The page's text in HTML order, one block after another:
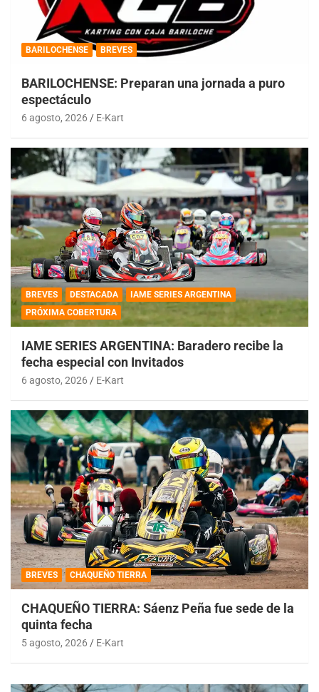
BARILOCHENSE BREVES
BARILOCHENSE: Preparan una jornada a puro
espectáculo
6 agosto, 2026 E-Kart
BREVES DESTACADA
IAME SERIES ARGENTINA
PRÓXIMA COBERTURA
IAME SERIES ARGENTINA: Baradero recibe la
fecha especial con Invitados
6 agosto, 2026 E-Kart
BREVES CHAQUEÑO TIERRA
CHAQUEÑO TIERRA: Sáenz Peña fue sede de la
quinta fecha
5 agosto, 2026 E-Kart